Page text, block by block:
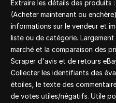
Extraire les détails des produits
(Acheter maintenant ou
informations sur le vendeur et
liste ou de catégorie.
marché et la comparaison des
Scraper d'avis et de retours
Collecter les identifiants des
étoiles, le texte des
de votes utiles/négatifs. Utile